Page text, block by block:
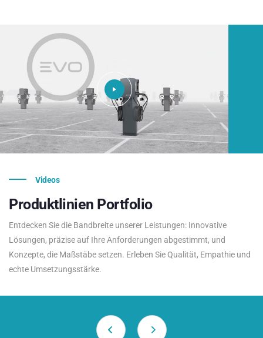
Videos
Produktlinien Portfolio
Entdecken Sie die Bandbreite unserer Leistungen: Innovative
Lösungen, präzise auf Ihre Anforderungen abgestimmt, und
Konzepte, die Maßstäbe setzen. Erleben Sie Qualität, Empathie und
echte Umsetzungsstärke.